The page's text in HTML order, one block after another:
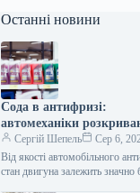
Останні новини
Сода в антифризі:
автомеханіки
секрет гаражних
Сергій Шепель
Сер 6,
Від якості автомобільного
стан двигуна залежить значно